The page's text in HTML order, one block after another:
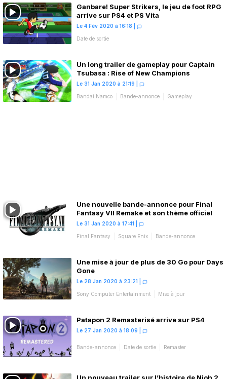
Ganbare! Super Strikers, le jeu de foot RPG
arrive sur PS4 et PS Vita
Le 4 Fév 2020 à 16:18
Date de sortie
Un long trailer de gameplay pour Captain
Tsubasa : Rise of New Champions
Le 31 Jan 2020 à 21:19
Bandai Namco Bande-annonce Gameplay
Une nouvelle bande-annonce pour Final
Fantasy VII Remake et son thème officiel
Le 31 Jan 2020 à 17:41
Final Fantasy Square Enix Bande-annonce
Une mise à jour de plus de 30 Go pour Days
Gone
Le 28 Jan 2020 à 23:21
Sony Computer Entertainment Mise à jour
Patapon 2 Remasterisé arrive sur PS4
Le 27 Jan 2020 à 18:09
Bande-annonce Date de sortie Remaster